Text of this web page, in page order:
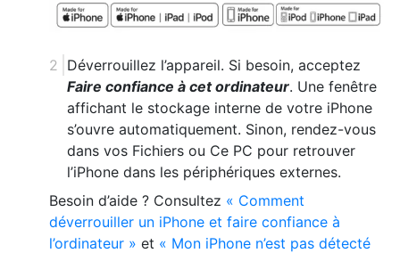
Déverrouillez l’appareil. Si besoin, acceptez
Faire confiance à cet ordinateur. Une fenêtre
affichant le stockage interne de votre iPhone
s’ouvre automatiquement. Sinon, rendez-vous
dans vos Fichiers ou Ce PC pour retrouver
l’iPhone dans les périphériques externes.
Besoin d’aide ? Consultez « Comment
déverrouiller un iPhone et faire confiance à
l’ordinateur » et « Mon iPhone n’est pas détecté